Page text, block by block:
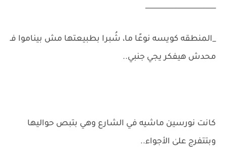
____________________
_المنطقه كويسه نوعًا ما، شُبرا بطبيعتها مش بيناموا فـ
محدش هيفكر يجي جنبي..
كانت نورسين ماشيه في الشارع وهي بتبص حواليها
وبتتفرج علىٰ الأجواء..